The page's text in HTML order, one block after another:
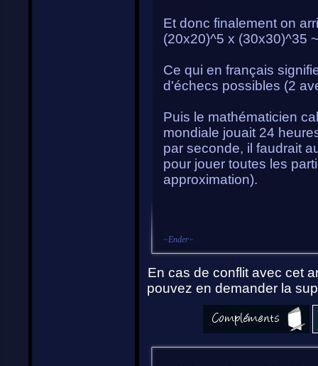
Et donc finalement on
(20x20)^5 x (30x30)^35
Ce qui en français
d'échecs possibles (2
Puis le mathématicien
mondiale jouait 24
par seconde, il faudrait
pour jouer toutes les
approximation).
~Ender~
En cas de conflit avec cet
pouvez en demander la